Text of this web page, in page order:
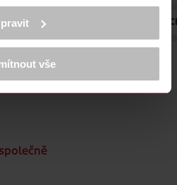
obsahu a reklam, funkcí sociálních
mohou nést osobní údaje.
osobních údajů.
o cookies<
vše
NÁZEV
a skořice na provonění prostorů